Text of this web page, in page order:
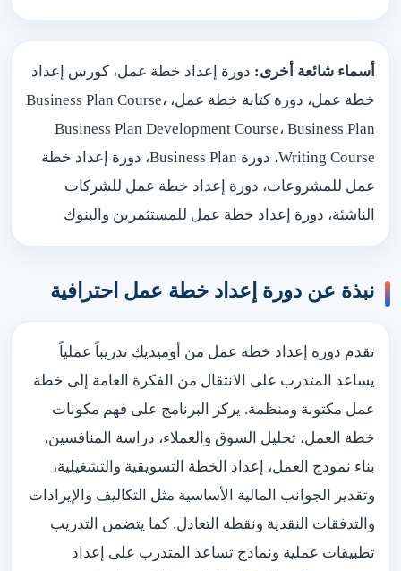
أسماء شائعة أخرى: دورة إعداد خطة عمل، كورس إعداد
خطة عمل، دورة كتابة خطة عمل، Business Plan Course،
Business Plan Development Course، Business Plan
Writing Course، دورة Business Plan، دورة إعداد خطة
عمل للمشروعات، دورة إعداد خطة عمل للشركات
الناشئة، دورة إعداد خطة عمل للمستثمرين والبنوك
نبذة عن دورة إعداد خطة عمل احترافية
تقدم دورة إعداد خطة عمل من أوميديك تدريباً عملياً
يساعد المتدرب على الانتقال من الفكرة العامة إلى خطة
عمل مكتوبة ومنظمة. يركز البرنامج على فهم مكونات
خطة العمل، تحليل السوق والعملاء، دراسة المنافسين،
بناء نموذج العمل، إعداد الخطة التسويقية والتشغيلية،
وتقدير الجوانب المالية الأساسية مثل التكاليف والإيرادات
والتدفقات النقدية ونقطة التعادل. كما يتضمن التدريب
تطبيقات عملية ونماذج تساعد المتدرب على إعداد